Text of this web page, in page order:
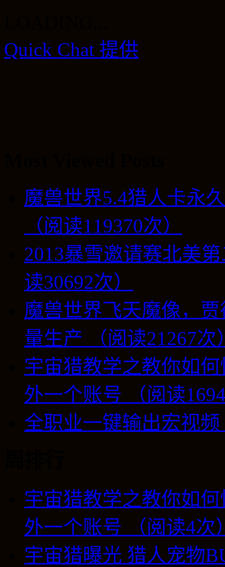
Quick Chat 提供
魔兽世界5.4猎人卡永
（阅读119370次）
2013暴雪邀请赛北美
读30692次）
魔兽世界飞天魔像，
量生产 （阅读21267次
宇宙猎教学之教你如
外一个账号 （阅读
全职业一键输出宏视
宇宙猎教学之教你如
外一个账号 （阅读4次
宇宙猎曝光 猎人宠物